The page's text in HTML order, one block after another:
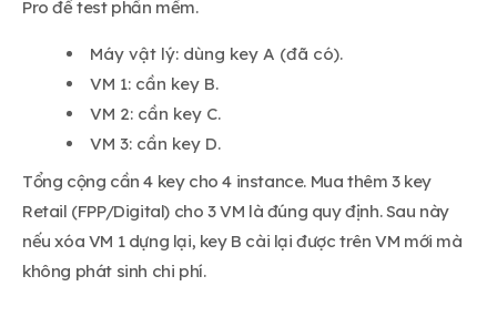
Pro để test phần mềm.
Máy vật lý: dùng key A (đã có).
VM 1: cần key B.
VM 2: cần key C.
VM 3: cần key D.
Tổng cộng cần 4 key cho 4 instance. Mua thêm 3 key
Retail (FPP/Digital) cho 3 VM là đúng quy định. Sau này
nếu xóa VM 1 dựng lại, key B cài lại được trên VM mới mà
không phát sinh chi phí.